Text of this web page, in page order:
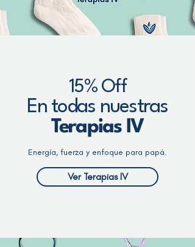
15% Off
En todas nuestras
Terapias IV
Energía, fuerza y enfoque para papá.
Ver Terapias IV